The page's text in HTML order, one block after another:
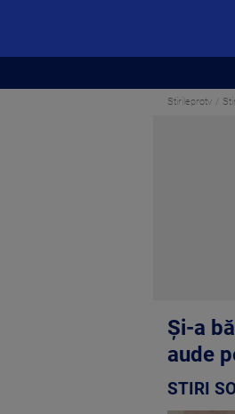
Stirileprotv
Şi-a
aude
STIRI